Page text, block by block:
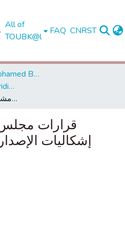
All of
TOUBK@l
FAQ CNRST
Université Sidi Mohamed Ben Abdellah de Fès
Faculté des Sciences Juridiques, Economiques et Sociales - Fès
قرارات مجلس الأمن الدولي بين إشكاليات الإصدار ومشكلة التنفيذ - الحالة اليمنية -
قرارات مجلس
إشكاليات